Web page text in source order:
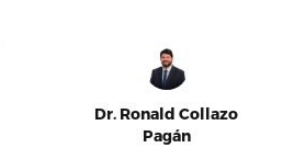
Dr. Ronald Collazo
Pagán